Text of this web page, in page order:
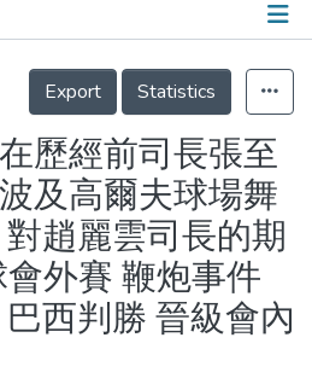
Details
Export
Statistics
歷經前司長張至
及高爾夫球場舞
趙麗雲司長的期
外賽 鞭炮事件
西判勝 晉級會內